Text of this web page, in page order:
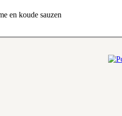
en koude sauzen